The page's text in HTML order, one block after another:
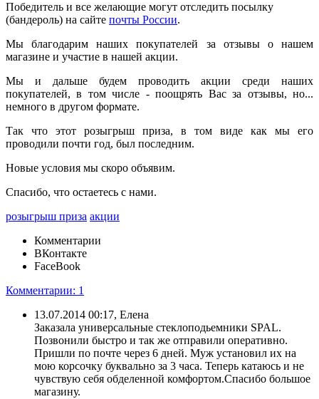
Победитель и все желающие могут отследить посылку
(бандероль) на сайте почты России.
Мы благодарим наших покупателей за отзывы о нашем
магазине и участие в нашей акции.
Мы и дальше будем проводить акции среди наших
покупателей, в том числе - поощрять Вас за отзывы, но...
немного в другом формате.
Так что этот розыгрыш приза, в том виде как мы его
проводили почти год, был последним.
Новые условия мы скоро объявим.
Спасибо, что остаетесь с нами.
розыгрыш приза акции
Комментарии
ВКонтакте
FaceBook
Комментарии: 1
13.07.2014 00:17, Елена
Заказала универсальные стеклоподьемники SPAL.
Позвонили быстро и так же отправили оперативно.
Пришли по почте через 6 дней. Муж установил их на
мою корсочку буквально за 3 часа. Теперь катаюсь и не
чувствую себя обделенной комфортом.Спасибо большое
магазину.